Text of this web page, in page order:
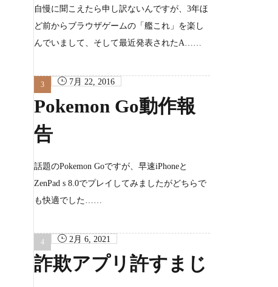
自慢に聞こえたら申し訳ないんですが、3年ほ
ど前からブラウザゲームの「艦これ」を楽し
んでいまして、そして最近発表されたA……
7月 22, 2016
Pokemon Go動作報
告
話題のPokemon Goですが、早速iPhoneと
ZenPad s 8.0でプレイしてみましたがどちらで
も快適でした……
2月 6, 2021
詐欺アプリ許すまじ